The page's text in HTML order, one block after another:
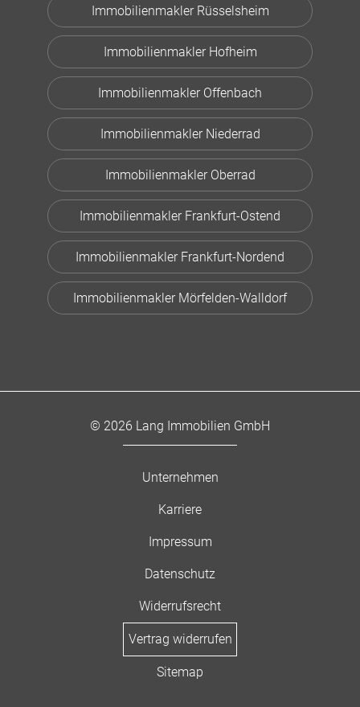
Immobilienmakler Rüsselsheim
Immobilienmakler Hofheim
Immobilienmakler Offenbach
Immobilienmakler Niederrad
Immobilienmakler Oberrad
Immobilienmakler Frankfurt-Ostend
Immobilienmakler Frankfurt-Nordend
Immobilienmakler Mörfelden-Walldorf
© 2026 Lang Immobilien GmbH
Unternehmen
Karriere
Impressum
Datenschutz
Widerrufsrecht
Vertrag widerrufen
Sitemap